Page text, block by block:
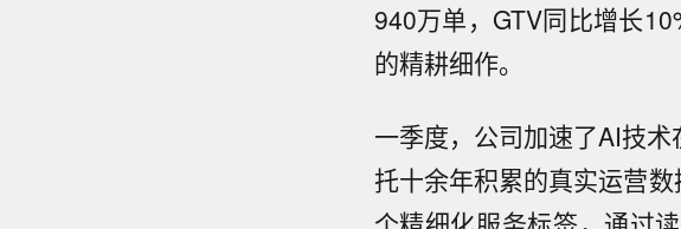
940万单，GTV同比增长
的精耕细作。
一季度，公司加速了AI技
托十余年积累的真实运营